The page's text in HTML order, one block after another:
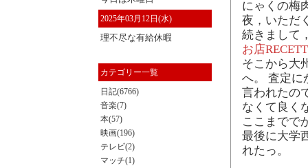
2025年03月12日(水)
理不尽な有給休暇
カテゴリー一覧
日記(6766)
音楽(7)
本(57)
映画(196)
テレビ(2)
マッチ(1)
にゃくの梅
夜，いただ
続きまして
お店
そこから大
へ。 査定に
言われたの
なくて良く
ここまでで
最後に大学
れたっ。